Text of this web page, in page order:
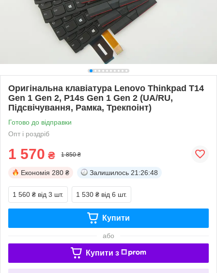
Оригінальна клавіатура Lenovo Thinkpad T14
Gen 1 Gen 2, P14s Gen 1 Gen 2 (UA/RU,
Підсвічування, Рамка, Трекпоінт)
Готово до відправки
Опт і роздріб
1 570 ₴ 1 850 ₴
Економія 280 ₴ Залишилось 21:26:47
1 560 ₴ від 3 шт. 1 530 ₴ від 6 шт.
Купити
або
Купити з